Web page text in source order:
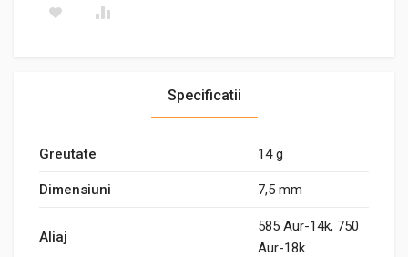
Specificatii
Greutate 14 g
Dimensiuni 7,5 mm
Aliaj
585 Aur-14k, 750
Aur-18k